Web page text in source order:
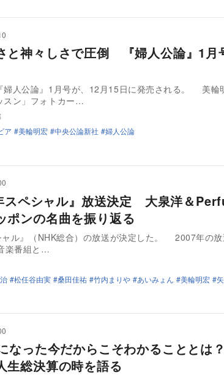
と神々しさで圧倒 『婦人公論』1月
論』1月号が、12月15日に発売される。 美輪明宏が表
スン」フォトカー…
ア 美輪明宏 中央公論新社 婦人公論
スペシャル』放送決定 大泉洋＆
ポンの名曲を振り返る
NHK総合）の放送が決定した。 2007年の放送開始か
楽番組と…
松任谷由実 桑田佳祐 竹内まりや あいみょん 美輪明宏
なった今だからこそわかることとは
生総決算の時を語る